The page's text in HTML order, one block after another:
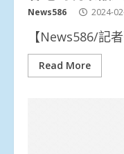
News586 2024-
【News586/記
Read More